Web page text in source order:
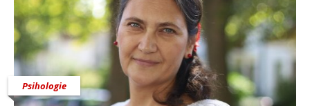
Psihologie